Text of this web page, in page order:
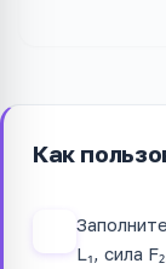
Как
L₁, сила